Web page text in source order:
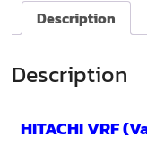
Description
Description
HITACHI VRF